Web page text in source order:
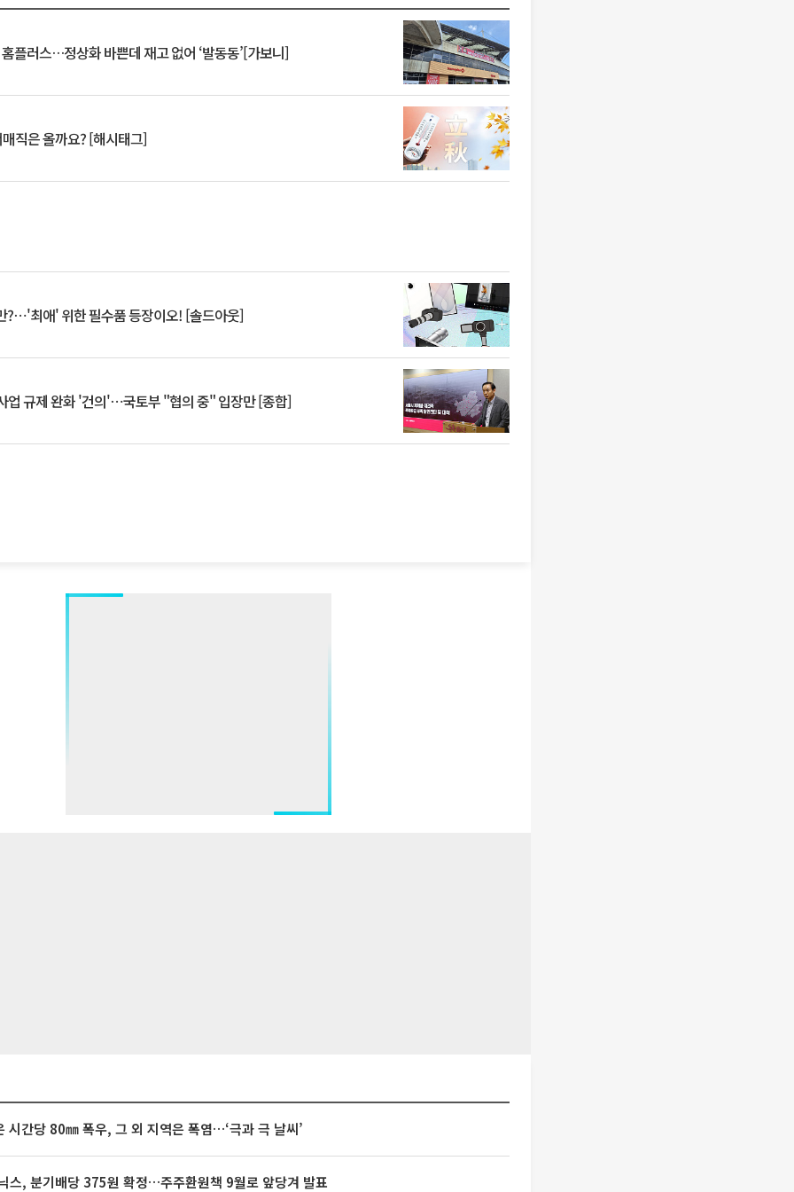
플러스…정상화 바쁜데 재고 없어 ‘발동동’[가보니]
직은 올까요? [해시태그]
?⋯'최애' 위한 필수품 등장이오! [솔드아웃]
업 규제 완화 '건의'⋯국토부 "협의 중" 입장만 [종합]
시간당 80㎜ 폭우, 그 외 지역은 폭염…‘극과 극 날씨’
스, 분기배당 375원 확정…주주환원책 9월로 앞당겨 발표